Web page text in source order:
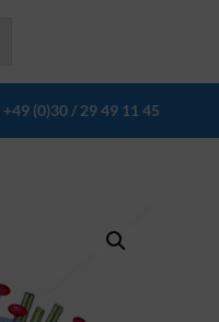
+49 (0)30 / 29 49 11 45